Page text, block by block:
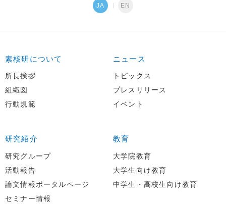
JA EN
素核研について
所長挨拶
組織図
行動規範
ニュース
トピックス
プレスリリース
イベント
研究紹介
研究グループ
活動報告
論文情報ポータルページ
セミナー情報
教育
大学院教育
大学生向け教育
中学生・高校生向け教育